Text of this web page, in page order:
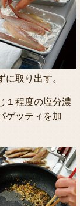
取り出す。
１程度の塩分濃
ゲッティを加